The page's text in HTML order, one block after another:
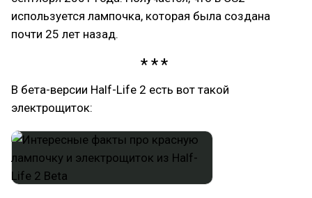
используется лампочка, которая была создана
почти 25 лет назад.
В бета-версии Half-Life 2 есть вот такой
электрощиток: